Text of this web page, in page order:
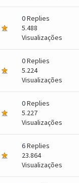
0Replies
5.488
Visualizações
0Replies
5.224
Visualizações
0Replies
5.227
Visualizações
6Replies
23.864
Visualizações